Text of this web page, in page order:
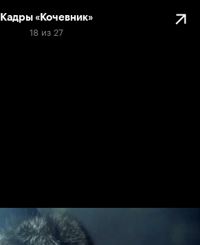
Кадры «Кочевник»
18 из 27